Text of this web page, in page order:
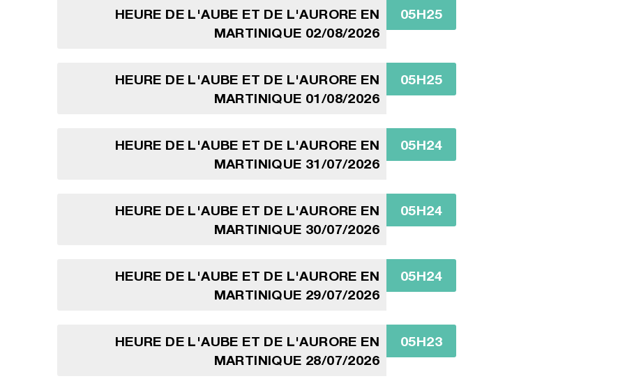
HEURE DE L'AUBE ET DE L'AURORE EN
MARTINIQUE 02/08/2026
05H25
HEURE DE L'AUBE ET DE L'AURORE EN
MARTINIQUE 01/08/2026
05H25
HEURE DE L'AUBE ET DE L'AURORE EN
MARTINIQUE 31/07/2026
05H24
HEURE DE L'AUBE ET DE L'AURORE EN
MARTINIQUE 30/07/2026
05H24
HEURE DE L'AUBE ET DE L'AURORE EN
MARTINIQUE 29/07/2026
05H24
HEURE DE L'AUBE ET DE L'AURORE EN
MARTINIQUE 28/07/2026
05H23